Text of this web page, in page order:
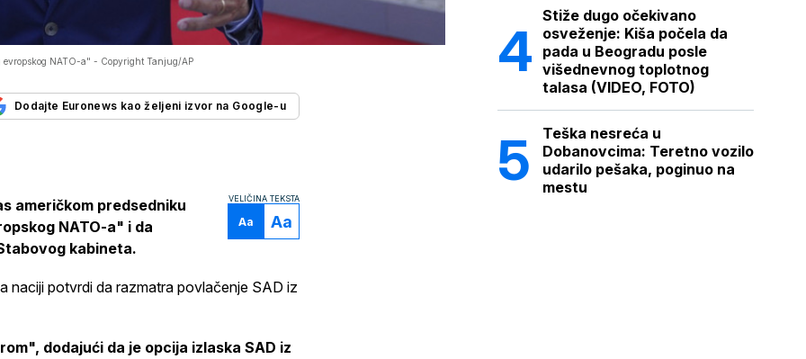
NATO-a" - Copyright Tanjug/AP
Dodajte Euronews kao željeni izvor na Google-u
VELIČINA TEKSTA
Aa Aa
američkom predsedniku
NATO-a" i da
kabineta.
naciji potvrdi da razmatra povlačenje SAD iz
dodajući da je opcija izlaska SAD iz
Stiže dugo očekivano
osveženje: Kiša počela da
pada u Beogradu posle
višednevnog toplotnog
talasa (VIDEO, FOTO)
Teška nesreća u
Dobanovcima: Teretno vozilo
udarilo pešaka, poginuo na
mestu